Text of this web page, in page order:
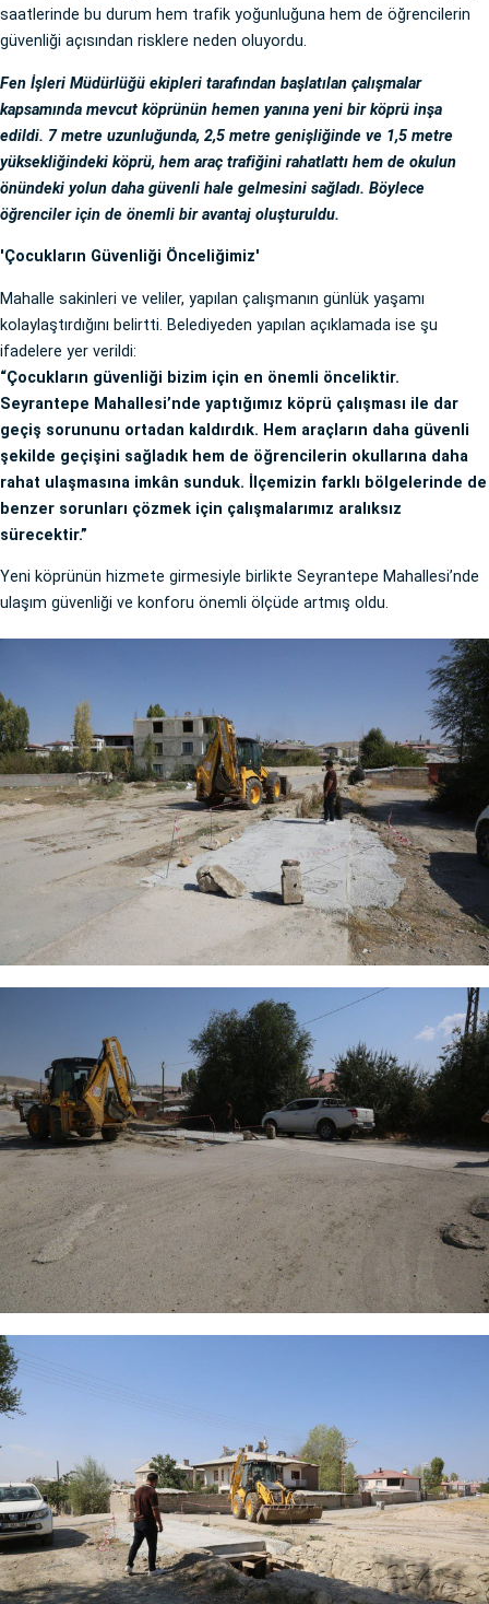
saatlerinde bu durum hem trafik yoğunluğuna hem de öğrencilerin
güvenliği açısından risklere neden oluyordu.
Fen İşleri Müdürlüğü ekipleri tarafından başlatılan çalışmalar
kapsamında mevcut köprünün hemen yanına yeni bir köprü inşa
edildi. 7 metre uzunluğunda, 2,5 metre genişliğinde ve 1,5 metre
yüksekliğindeki köprü, hem araç trafiğini rahatlattı hem de okulun
önündeki yolun daha güvenli hale gelmesini sağladı. Böylece
öğrenciler için de önemli bir avantaj oluşturuldu.
'Çocukların Güvenliği Önceliğimiz'
Mahalle sakinleri ve veliler, yapılan çalışmanın günlük yaşamı
kolaylaştırdığını belirtti. Belediyeden yapılan açıklamada ise şu
ifadelere yer verildi:
“Çocukların güvenliği bizim için en önemli önceliktir.
Seyrantepe Mahallesi’nde yaptığımız köprü çalışması ile dar
geçiş sorununu ortadan kaldırdık. Hem araçların daha güvenli
şekilde geçişini sağladık hem de öğrencilerin okullarına daha
rahat ulaşmasına imkân sunduk. İlçemizin farklı bölgelerinde de
benzer sorunları çözmek için çalışmalarımız aralıksız
sürecektir.”
Yeni köprünün hizmete girmesiyle birlikte Seyrantepe Mahallesi’nde
ulaşım güvenliği ve konforu önemli ölçüde artmış oldu.